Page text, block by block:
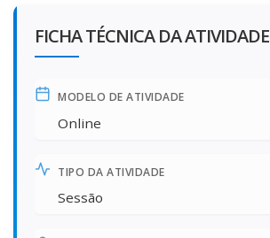
FICHA TÉCNICA DA ATIVIDADE
MODELO DE ATIVIDADE
Online
TIPO DA ATIVIDADE
Sessão